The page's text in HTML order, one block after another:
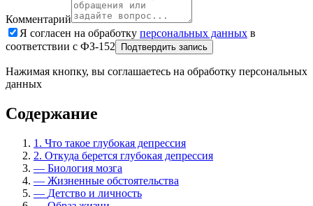
Комментарий
Я согласен на обработку персональных данных в
соответствии с ФЗ-152
Подтвердить запись
Нажимая кнопку, вы соглашаетесь на обработку персональных
данных
Содержание
1. Что такое глубокая депрессия
2. Откуда берется глубокая депрессия
— Биология мозга
— Жизненные обстоятельства
— Детство и личность